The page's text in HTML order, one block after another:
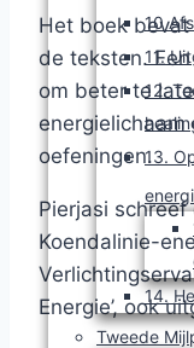
10
11.
12.
13.
14.
Tweede
Het boek
de teksten.
om beter te
oefeningen.
Pierjasi schreef
Koendalinie-
Energie’, ook